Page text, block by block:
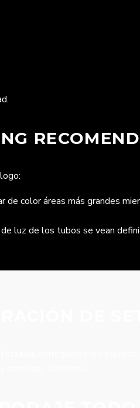
de color áreas más grandes
luz de los tubos se vean